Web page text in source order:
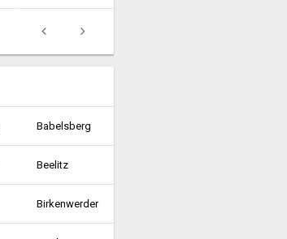
Babelsberg
Beelitz
Birkenwerder